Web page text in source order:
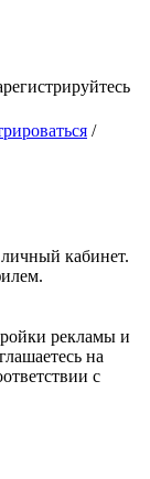
/
кабинет.
рекламы и
на
с